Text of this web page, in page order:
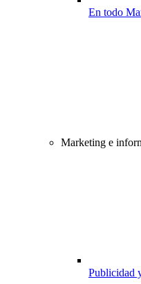
En todo
Marketing e
Publicidad